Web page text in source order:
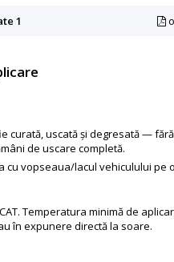
1
curată, uscată și degresată —
de uscare completă.
cu vopseaua/lacul vehiculului pe
Temperatura minimă de
în expunere directă la soare.